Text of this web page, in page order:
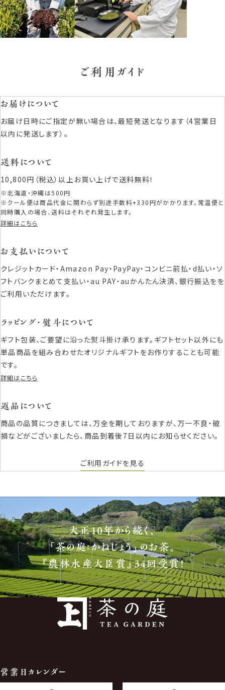
ご利用ガイド
お届けについて
お届け日時にご指定が無い場合は、最短発送となります（4営業日
以内に発送します）。
送料について
10,800円（税込）以上お買い上げで送料無料！
※北海道・沖縄は500円
※クール便は商品代金に関わらず別途手数料+330円がかかります。常温便と
同時購入の場合、送料はそれぞれ発生します。
詳細はこちら
お支払いについて
クレジットカード・Amazon Pay・PayPay・コンビニ前払・d払い・ソ
フトバンクまとめて支払い・au PAY・auかんたん決済、銀行振込をを
ご利用いただけます。
ラッピング・熨斗について
ギフト包装、ご要望に沿った熨斗掛け承ります。ギフトセット以外にも
単品商品を組み合わせたオリジナルギフトをお作りすることも可能
です。
詳細はこちら
返品について
商品の品質につきましては、万全を期しておりますが、万一不良・破
損などがございましたら、商品到着後7日以内にお知らせください。
ご利用ガイドを見る
大正10年から続く、
「茶の庭：かねじょう」のお茶。
『農林水産大臣賞』34回受賞！
営業日カレンダー